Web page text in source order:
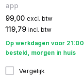
app
99,00 excl. btw
119,79 incl. btw
Op werkdagen voor 21:00
besteld, morgen in huis
Vergelijk